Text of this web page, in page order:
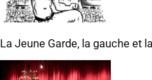
La Jeune Garde, la gauche et